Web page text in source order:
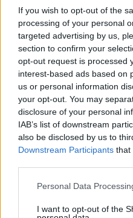
If you wish to opt-out of the
processing of your personal
targeted advertising by us,
section to confirm your
opt-out request is processed
interest-based ads based on
us or personal information
your opt-out. You may
disclosure of your personal
IAB’s list of downstream
also be disclosed by us to
Downstream Participants that
Please note that this
not limited to your visit or
Personal Data
I want to opt-out of the
Προστασίας στη Σαντορίνη,
επιστημονικών επιτροπών.
27.04.2026 21:57